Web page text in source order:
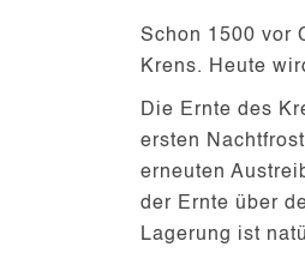
Schon 1500 vor
Krens. Heute
Die Ernte des
ersten
erneuten
der Ernte über
Lagerung ist